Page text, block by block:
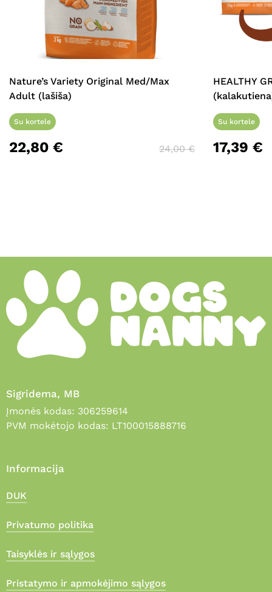
Nature’s Variety Original Med/Max
Adult (lašiša)
Su kortele
22,80 € 24,00€
HEALTHY
Su kortele
17,39 €
Sigridema, MB
Įmonės kodas: 306259614
PVM mokėtojo kodas: LT100015888716
Informacija
DUK
Privatumo politika
Taisyklės ir sąlygos
Pristatymo ir apmokėjimo sąlygos